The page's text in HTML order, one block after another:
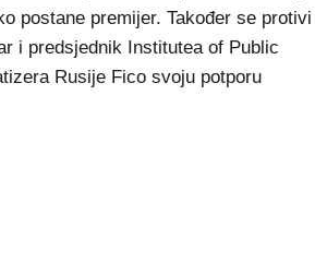
postane premijer. Također se protivi
i predsjednik Institutea of Public
Rusije Fico svoju potporu